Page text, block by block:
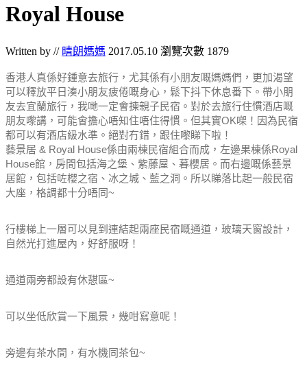
Royal House
Written by // 晴朗媽媽 2017.05.10 瀏覽次數 1879
香港人真係好鍾意去旅行，尤其係有小朋友嘅媽媽們，更加渴望
可以釋放平日湊小朋友疲倦嘅身心，鬆下抖下休息番下。 帶小朋
友去宜蘭旅行，我哋一定會揀親子民宿。 對於去旅行住慣酒店嘅
朋友嚟講，可能會擔心唔知住唔住得慣。 但其實OK㗎！因為民宿
都可以有酒店級水準。 絕對冇錯，跟住嚟睇下啦！
藝景居 & Royal House係由兩棟民宿組合而成，左邊果棟係Royal
House館，房間包括海之堡、紫藤屋、暮櫻居。而右邊嘅係藝景
居館，包括咗櫻之宿、冰之城、藍之洞。所以睇落比起一般民宿
大座，格調都十分唔同~
行樓梯上一層可以見到連結起兩座民宿嘅通道，玻璃天窗設計，
自然光打進屋內，好舒服呀！
通道兩旁都設有休憇區~
可以坐低欣賞一下風景，幾咁寫意呢！
旁邊有茶水間，有水機同茶包~